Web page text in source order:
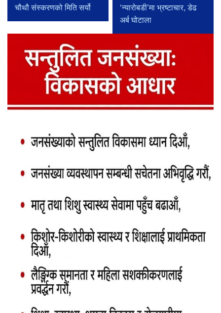
चौथौ संस्करणको मिति सर्यो
‘न्यारोबडी’मा भ्रष्टाचार, डेढ
अर्ब घोटाला